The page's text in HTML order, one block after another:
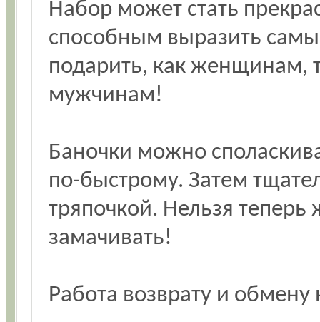
Набор может стать
способным выразить
подарить, как женщинам,
мужчинам!
Баночки можно
по-быстрому. Затем
тряпочкой. Нельзя
замачивать!
Работа возврату и